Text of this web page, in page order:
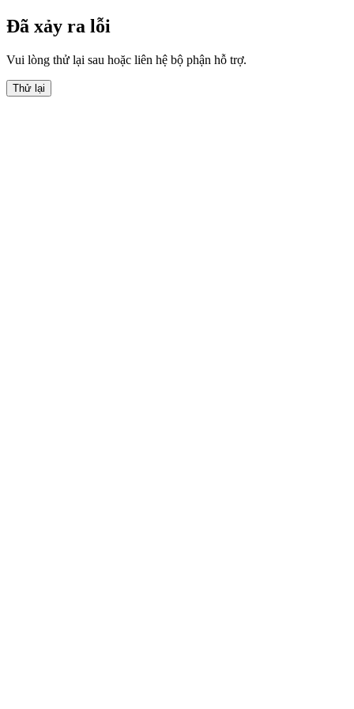
Đã xảy ra lỗi
Vui lòng thử lại sau hoặc liên hệ bộ phận hỗ trợ.
Thử lại